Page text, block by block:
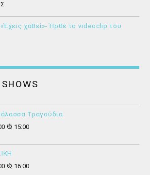
χαθεί»- Ήρθε το videoclip του
Τραγούδια
15:00
16:00